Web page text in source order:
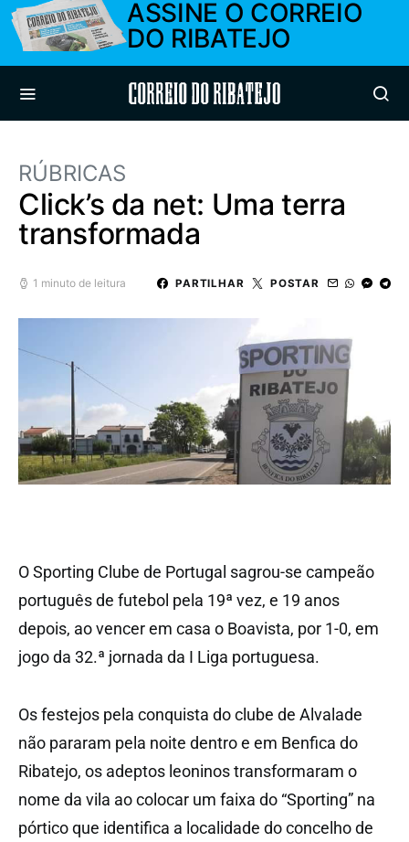
ASSINE O CORREIO
DO RIBATEJO
Correio do Ribatejo
RÚBRICAS
Click’s da net: Uma terra
transformada
1 minuto de leitura PARTILHAR POSTAR
O Sporting Clube de Portugal sagrou-se campeão
português de futebol pela 19ª vez, e 19 anos
depois, ao vencer em casa o Boavista, por 1-0, em
jogo da 32.ª jornada da I Liga portuguesa.
Os festejos pela conquista do clube de Alvalade
não pararam pela noite dentro e em Benfica do
Ribatejo, os adeptos leoninos transformaram o
nome da vila ao colocar um faixa do “Sporting” na
pórtico que identifica a localidade do concelho de